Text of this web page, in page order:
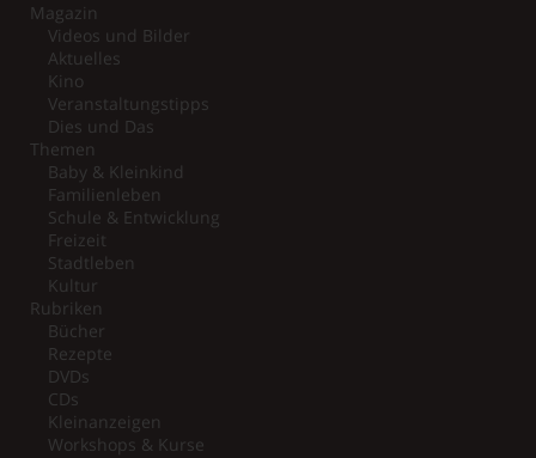
Magazin
Videos und Bilder
Aktuelles
Kino
Veranstaltungstipps
Dies und Das
Themen
Baby & Kleinkind
Familienleben
Schule & Entwicklung
Freizeit
Stadtleben
Kultur
Rubriken
Bücher
Rezepte
DVDs
CDs
Kleinanzeigen
Workshops & Kurse